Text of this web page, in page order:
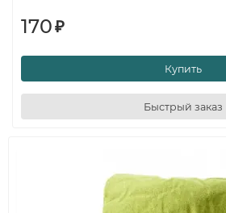
170₽
Купить
Быстрый заказ